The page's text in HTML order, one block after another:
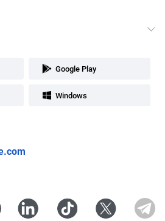
Google Play
Windows